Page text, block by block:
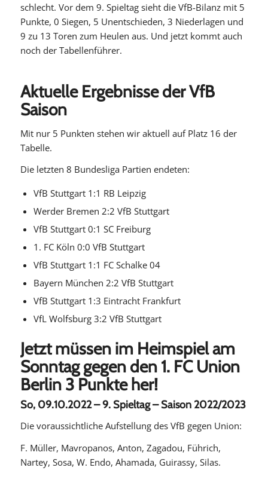
schlecht. Vor dem 9. Spieltag sieht die VfB-Bilanz mit 5
Punkte, 0 Siegen, 5 Unentschieden, 3 Niederlagen und
9 zu 13 Toren zum Heulen aus. Und jetzt kommt auch
noch der Tabellenführer.
Aktuelle Ergebnisse der VfB
Saison
Mit nur 5 Punkten stehen wir aktuell auf Platz 16 der
Tabelle.
Die letzten 8 Bundesliga Partien endeten:
VfB Stuttgart 1:1 RB Leipzig
Werder Bremen 2:2 VfB Stuttgart
VfB Stuttgart 0:1 SC Freiburg
1. FC Köln 0:0 VfB Stuttgart
VfB Stuttgart 1:1 FC Schalke 04
Bayern München 2:2 VfB Stuttgart
VfB Stuttgart 1:3 Eintracht Frankfurt
VfL Wolfsburg 3:2 VfB Stuttgart
Jetzt müssen im Heimspiel am
Sonntag gegen den 1. FC Union
Berlin 3 Punkte her!
So, 09.10.2022 – 9. Spieltag – Saison 2022/2023
Die voraussichtliche Aufstellung des VfB gegen Union:
F. Müller, Mavropanos, Anton, Zagadou, Führich,
Nartey, Sosa, W. Endo, Ahamada, Guirassy, Silas.